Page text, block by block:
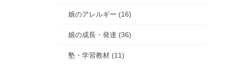
娘のアレルギー (16)
娘の成長・発達 (36)
塾・学習教材 (11)